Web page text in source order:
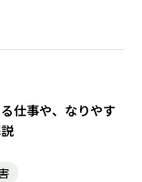
仕事や、なりやす